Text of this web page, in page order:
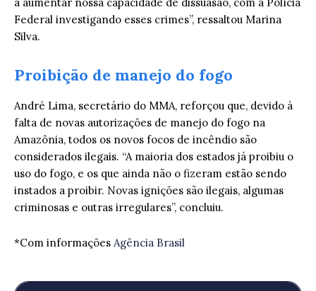
Federal investigando esses crimes”, ressaltou Marina
Silva.
Proibição de manejo do fogo
André Lima, secretário do MMA, reforçou que, devido à
falta de novas autorizações de manejo do fogo na
Amazônia, todos os novos focos de incêndio são
considerados ilegais. “A maioria dos estados já proibiu o
uso do fogo, e os que ainda não o fizeram estão sendo
instados a proibir. Novas ignições são ilegais, algumas
criminosas e outras irregulares”, concluiu.
*Com informações Agência Brasil